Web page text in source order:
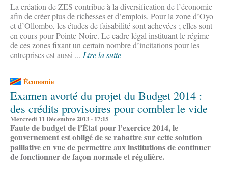
La création de ZES contribue à la diversification de l’économie
afin de créer plus de richesses et d’emplois. Pour la zone d’Oyo
et d’Ollombo, les études de faisabilité sont achevées ; elles sont
en cours pour Pointe-Noire. Le cadre légal instituant le régime
de ces zones fixant un certain nombre d’incitations pour les
entreprises est aussi ... Lire la suite
Économie
Examen avorté du projet du Budget 2014 :
des crédits provisoires pour combler le vide
Mercredi 11 Décembre 2013 - 17:15
Faute de budget de l’État pour l’exercice 2014, le
gouvernement est obligé de se rabattre sur cette solution
palliative en vue de permettreaux institutions de continuer
de fonctionner de façon normale et régulière.